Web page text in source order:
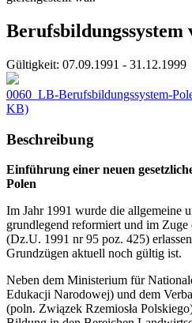
Berufsbildungssystem
Gültigkeit: 07.09.1991 - 31.12.1999
0060_LB-Berufsbildungssystem-
KB)
Beschreibung
Einführung einer neuen
Polen
Im Jahr 1991 wurde die allgemeine
grundlegend reformiert und im Zuge
(Dz.U. 1991 nr 95 poz. 425)
Grundzügen aktuell noch gültig ist.
Neben dem Ministerium für
Edukacji Narodowej) und dem
(poln. Związek Rzemiosła